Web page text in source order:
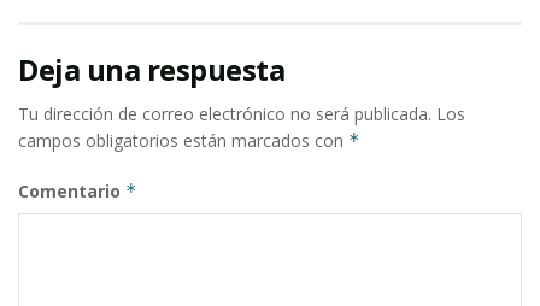
Deja una respuesta
Tu dirección de correo electrónico no será publicada. Los
campos obligatorios están marcados con *
Comentario *